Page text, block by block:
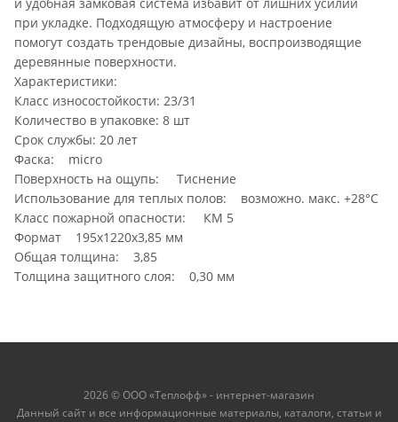
при укладке. Подходящую атмосферу и настроение
помогут создать трендовые дизайны, воспроизводящие
деревянные поверхности.
Характеристики:
Класс износостойкости: 23/31
Количество в упаковке: 8 шт
Срок службы: 20 лет
Фаска: micro
Поверхность на ощупь: Тиснение
Использование для теплых полов: возможно. макс. +28°С
Класс пожарной опасности: КМ 5
Формат 195х1220х3,85 мм
Общая толщина: 3,85
Толщина защитного слоя: 0,30 мм
2026 © ООО «Теплофф» - интернет-магазин
Данный сайт и все информационные материалы, каталоги, статьи и